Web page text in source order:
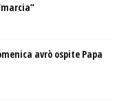
avrò ospite Papa